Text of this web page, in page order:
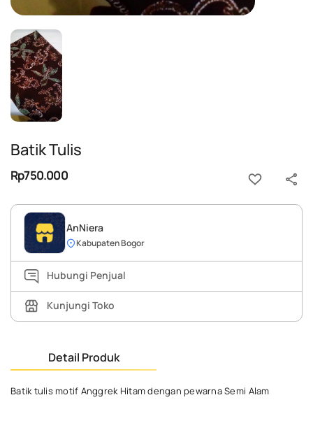
Batik Tulis
Rp750.000
AnNiera
Kabupaten Bogor
Hubungi Penjual
Kunjungi Toko
Detail Produk
Batik tulis motif Anggrek Hitam dengan pewarna Semi Alam